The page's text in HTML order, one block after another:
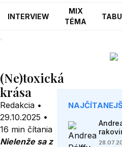
INTERVIEW
MIX
TÉMA
TABU
(Ne)toxická
krása
Redakcia •
29.10.2025 •
16 min čítania
Nielenže sa z